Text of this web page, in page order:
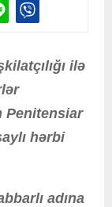
ilə
Penitensiar
hərbi
adına